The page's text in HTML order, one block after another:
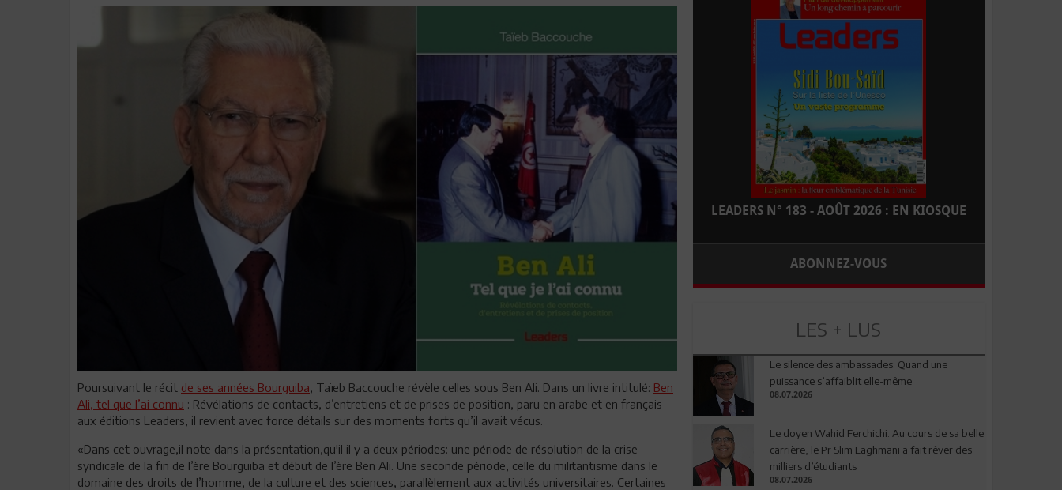
Poursuivant le récit de ses années Bourguiba, Taïeb Baccouche révèle celles sous Ben Ali. Dans un livre intitulé: Ben
Ali, tel que l’ai connu : Révélations de contacts, d’entretiens et de prises de position, paru en arabe et en français
aux éditions Leaders, il revient avec force détails sur des moments forts qu’il avait vécus.
«Dans cet ouvrage,il note dans la présentation,qu'il il y a deux périodes: une période de résolution de la crise
syndicale de la fin de l’ère Bourguiba et début de l’ère Ben Ali. Une seconde période, celle du militantisme dans le
domaine des droits de l’homme, de la culture et des sciences, parallèlement aux activités universitaires. Certaines
LEADERS N° 183 - AOÛT 2026 : EN KIOSQUE
ABONNEZ-VOUS
LES + LUS
Le silence des ambassades: Quand une
puissance s’affaiblit elle-même
08.07.2026
Le doyen Wahid Ferchichi: Au cours de sa belle
carrière, le Pr Slim Laghmani a fait rêver des
milliers d’étudiants
08.07.2026